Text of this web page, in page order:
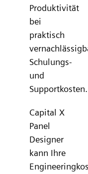
Produktivität
bei
praktisch
Schulungs-
und
Supportkosten.
Capital X
Panel
Designer
kann Ihre